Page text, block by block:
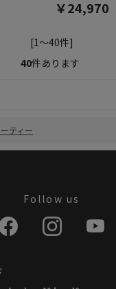
￥24,970
[1～40件]
40件あります
ティー
Follow us